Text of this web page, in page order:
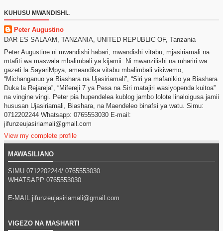
KUHUSU MWANDISHI..
Peter Augustino
DAR ES SALAAM, TANZANIA, UNITED REPUBLIC OF, Tanzania
Peter Augustine ni mwandishi habari, mwandishi vitabu, mjasiriamali na
mtafiti wa maswala mbalimbali ya kijamii. Ni mwanzilishi na mhariri wa
gazeti la SayariMpya, ameandika vitabu mbalimbali vikiwemo;
“Michanganuo ya Biashara na Ujasiriamali”, “Siri ya mafanikio ya Biashara
Duka la Rejareja”, “Mifereji 7 ya Pesa na Siri matajiri wasiyopenda kuitoa”
na vingine vingi. Peter pia hupendelea kublog jambo lolote linaloigusa jamii
hususan Ujasiriamali, Biashara, na Maendeleo binafsi ya watu. Simu:
0712202244 Whatsapp: 0765553030 E-mail:
jifunzeujasiriamali@gmail.com
View my complete profile
MAWASILIANO
SIMU 0712202244/ 0765553030
WHATSAPP 0765553030
E-MAIL jifunzeujasiriamali@gmail.com
VIGEZO NA MASHARTI